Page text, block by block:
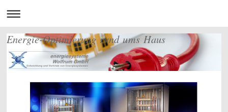
Energie-Optimierung rund ums Haus